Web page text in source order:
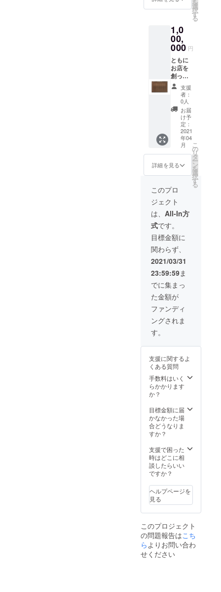
2021年
４月1日
2021年
6月30日
となり
ます。
＊支援
時、必
ず備考
欄にご
希望の
お名前
をご記
入くだ
さい。
Fとさせ
て頂き
＊ネー
ムプ
レート
はシル
バーと
させて
頂きま
す。 ＊
有効期
限は
2021年
４月1日
より
2022年
3月31日
となり
ます。
＊支援
時、必
ず備考
欄にご
希望の
お名前
をご記
入くだ
さい。
ひょう
たん復
援者の
証とし
て、店
内に支
援者様
のネー
ムプ
レート
を設置
させて
いただ
きま
す。副
賞的に
ご飲食
代を1年
間
30%OF
Fとさせ
て頂き
ます。
＊ネー
ムプ
レート
はゴー
ルドと
させて
頂きま
す。 ＊
有効期
限は
2021年
４月1日
より
2022年
3月31日
となり
ます。
ず備考
希望の
お名前
をご記
入くだ
さい。
を
選
択
す
る
1,0
00,
000 円
ともに
お店を
創った
証 ネー
ムプ
レート
（ブ
ラッ
ク）設
置権と
飲食代
50%OF
F会員
券。
ひょう
たん復
活の支
援者の
証とし
て、店
内に支
援者様
のネー
ムプ
レート
を設置
させて
いただ
きま
す。副
賞的に
ご飲食
代を1年
間
て頂き
＊ネー
ムプ
レート
はブ
ラック
て頂き
ます。
＊有効
期限は
４月1日
より
2022年
3月31日
ます。
＊支援
時、必
ず備考
希望の
お名前
をご記
入くだ
さい。
支援
者：
0人
お届
け予
定：
2021
年04
月
詳細を見る
こ
の
リ
タ
ー
ン
を
選
択
す
る
このプロ
ジェクト
は、 All-In方
式です。
目標金額に
関わらず、
2021/03/31
23:59:59ま
でに集まっ
た金額が
ファンディ
ングされま
す。
支援に関するよ
くある質問
手数料はいく
らかかります
か？
目標金額に届
かなかった場
合どうなりま
すか？
支援で困った
時はどこに相
談したらいい
ですか？
ヘルプページを
見る
このプロジェクト
の問題報告はこち
らよりお問い合わ
せください